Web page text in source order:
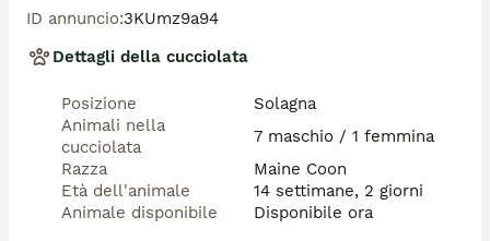
HCM e PDK.
Cresciuti in ambiente familiare strettamente con la
Per ulteriori informazioni contattateci via whatsapp è
gradita una breve presentazione.
NO perditempo o curiosi
ID annuncio:3KUmz9a94
Dettagli della cucciolata
Posizione
Solagna
Animali nella
cucciolata
7 maschio / 1 femmina
Razza
Maine Coon
Età dell'animale
14 settimane, 2 giorni
Animale disponibile
Disponibile ora